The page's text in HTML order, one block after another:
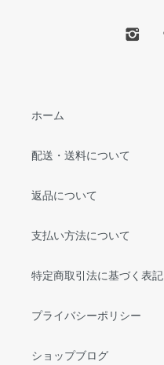
ホーム
配送・送料について
返品について
支払い方法について
特定商取引法に基づく表記
プライバシーポリシー
ショップブログ